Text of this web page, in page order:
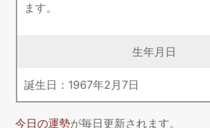
ます。
生年月日
誕生日： 1967年2 月 7日
今日の運勢が毎日更新されます。